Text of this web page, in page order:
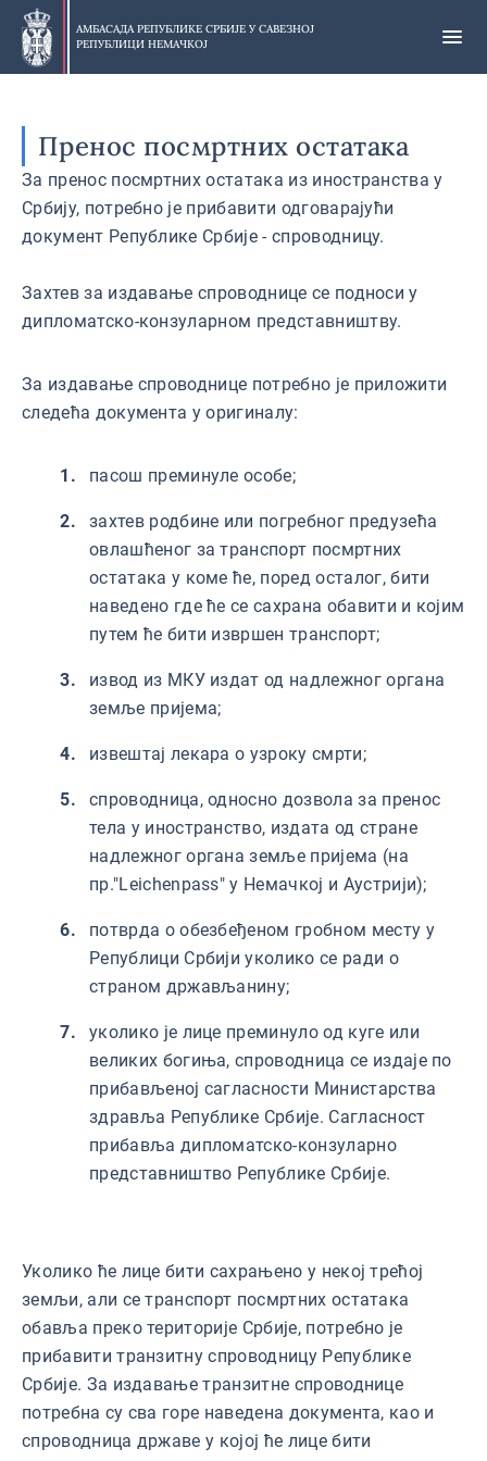
Прескочи
главни
део
АМБАСАДА РЕПУБЛИКЕ СРБИЈЕ У САВЕЗНОЈ
РЕПУБЛИЦИ НЕМАЧКОЈ
Пренос посмртних остатака
За пренос посмртних остатака из иностранства у
Србију, потребно је прибавити одговарајући
документ Републике Србије - спроводницу.
Захтев за издавање спроводнице се подноси у
дипломатско-конзуларном представништву.
За издавање спроводнице потребно је приложити
следећа документа у оригиналу:
пасош преминуле особе;
захтев родбине или погребног предузећа
овлашћеног за транспорт посмртних
остатака у коме ће, поред осталог, бити
наведено где ће се сахрана обавити и којим
путем ће бити извршен транспорт;
извод из МКУ издат од надлежног органа
земље пријема;
извештај лекара о узроку смрти;
спроводница, односно дозвола за пренос
тела у иностранство, издата од стране
надлежног органа земље пријема (на
пр."Leichenpass" у Немачкој и Аустрији);
потврда о обезбеђеном гробном месту у
Републици Србији уколико се ради о
страном држављанину;
уколико је лице преминуло од куге или
великих богиња, спроводница се издаје по
прибављеној сагласности Министарства
здравља Републике Србије. Сагласност
прибавља дипломатско-конзуларно
представништво Републике Србије.
Уколико ће лице бити сахрањено у некој трећој
земљи, али се транспорт посмртних остатака
обавља преко територије Србије, потребно је
прибавити транзитну спроводницу Републике
Србије. За издавање транзитне спроводнице
потребна су сва горе наведена документа, као и
спроводница државе у којој ће лице бити